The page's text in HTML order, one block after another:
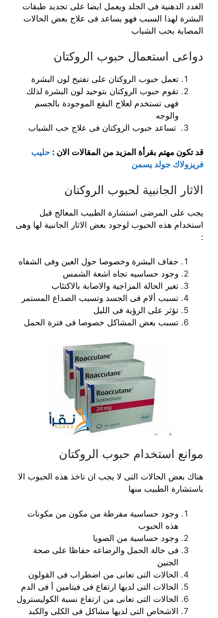
الغدد الدهنية فى الجلد ويعمل ايضا على تجديد طبقات
البشرة لهذا السبب فهو يساعد فى علاج بعض الحالات
المصابة بحب الشباب
دواعى استعمال حبوب الروكتان
تعمل حبوب الروكتان على تفتيح لون البشرة
تقوم حبوب الروكتان بتوحيد لون البشرة لذلك
فهى تستخدم لعلاج البقع الموجودة بالجسم
والوجه
تساعد حبوب الروكتان فى علاج حب الشباب
قد تكون مهتم بقرأة المزيد من المقالات الان : حليب
فريزولاك جولد يسمن
الاثار الجانبية لحبوب الروكتان
يجب على المرضى استشارة الطبيب المعالج قبل
استخدام هذه الحبوب لوجود بعض الاثار الجانبية لها وهى
:
جفاف البشرة وخصوصا حول العين وفى الشفاه
وجود حساسيه تجاه اشعة الشمس
تغير الحالة المزاجية والاصابة بالاكتئاب
تسبب ألام فى الجسد وتسبب الصداع المستمر
تؤثر على الرؤية فى الليل
تسبب بعض المشاكل خصوصا فى فترة الحمل
موانع استخدام حبوب الروكتان
هناك بعض الحالات التى لا يجب ان تاخذ هذه الحبوب الا
باستشارة الطبيب منها
وجود حساسية مفرطة من مكون من مكونات
هذه الحبوب
وجود حساسية من الصويا
فى حالة الحمل والرضاعه حفاظا على صحة
الجنين
الحالات التى تعانى من اضطراب فى القولون
الحالات التى لديها ارتفاع فى فيتامين أ فى الدم
الحالات التى تعانى من ارتفاع نسبة الكوليسترول
الاشخاص التى لديها مشاكل فى الكلى والكبد